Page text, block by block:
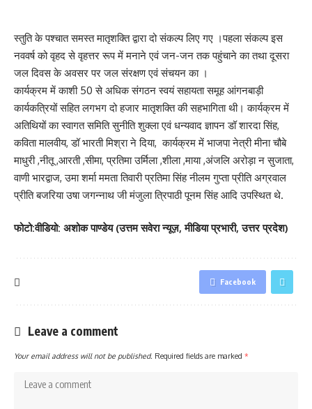
स्तुति के पश्चात समस्त मातृशक्ति द्वारा दो संकल्प लिए गए ।पहला संकल्प इस
नववर्ष को वृहद से वृहत्तर रूप में मनाने एवं जन-जन तक पहुंचाने का तथा दूसरा
जल दिवस के अवसर पर जल संरक्षण एवं संचयन का ।
कार्यक्रम में काशी 50 से अधिक संगठन स्वयं सहायता समूह आंगनबाड़ी
कार्यकत्रियों सहित लगभग दो हजार मातृशक्ति की सहभागिता थी। कार्यक्रम में
अतिथियों का स्वागत समिति सुनीति शुक्ला एवं धन्यवाद ज्ञापन डॉ शारदा सिंह,
कविता मालवीय, डॉ भारती मिश्रा ने दिया, कार्यक्रम में भाजपा नेत्री मीना चौबे
माधुरी ,नीतू ,आरती ,सीमा, प्रतिमा उर्मिला ,शीला ,माया ,अंजलि अरोड़ा न सुजाता,
वाणी भारद्वाज, उमा शर्मा ममता तिवारी प्रतिमा सिंह नीलम गुप्ता प्रीति अग्रवाल
प्रीति बजरिया उषा जगन्नाथ जी मंजुला त्रिपाठी पूनम सिंह आदि उपस्थित थे.
फोटो:वीडियो: अशोक पाण्डेय (उत्तम सवेरा न्यूज़, मीडिया प्रभारी, उत्तर प्रदेश)
Facebook
Leave a comment
Your email address will not be published. Required fields are marked *